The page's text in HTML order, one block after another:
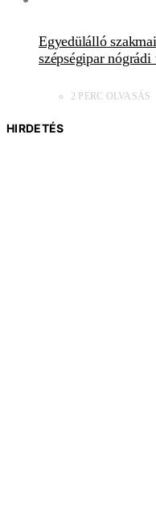
Egyedülálló
szépségipar
2 PERC OLVASÁS
HIRDETÉS